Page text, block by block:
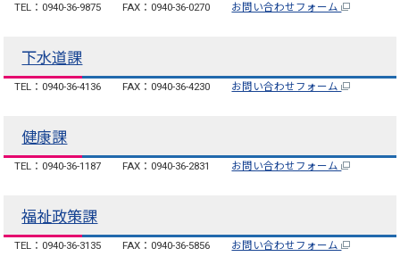
TEL：0940-36-9875 FAX：0940-36-0270 お問い合わせフォーム
下水道課
TEL：0940-36-4136 FAX：0940-36-4230 お問い合わせフォーム
健康課
TEL：0940-36-1187 FAX：0940-36-2831 お問い合わせフォーム
福祉政策課
TEL：0940-36-3135 FAX：0940-36-5856 お問い合わせフォーム